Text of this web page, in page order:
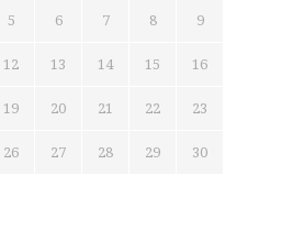
5 6 7 8 9
12 13 14 15 16
19 20 21 22 23
26 27 28 29 30